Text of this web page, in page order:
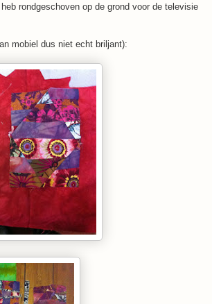
rondgeschoven op de grond voor de televisie
mobiel dus niet echt briljant):